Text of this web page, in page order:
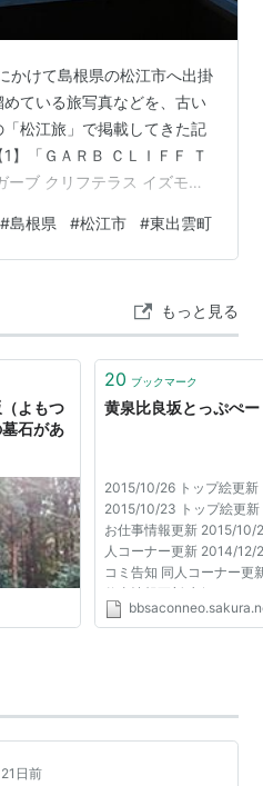
かけて島根県の松江市へ出掛
ている旅写真などを、古い
松江旅」で掲載してきた記
】「ＧＡＲＢ ＣＬＩＦＦ Ｔ
ーブ クリフテラス イズモ」
】「玉造温泉・白石屋」
の 館内・部屋・浴場など。
屋」（松江市玉湯町）さん
ションマッピングショ
#島根県 #松江市 #東出雲町
もっと見る
よもつ
石があ
20 ブックマーク
黄泉比良坂とっぷぺ
2015/10/26 トップ絵更新
2015/10/23 トップ絵更
お仕事情報更新 2015/10/
人コーナー更新 2014/12/
コミ告知 同人コーナー更
仕事情報更新 七姫コレク
2014/11/23 トップ絵更新
21日前